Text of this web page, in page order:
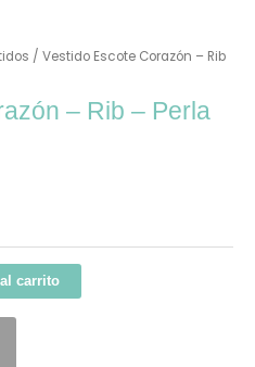
/ Vestido Escote Corazón – Rib
– Rib – Perla
carrito